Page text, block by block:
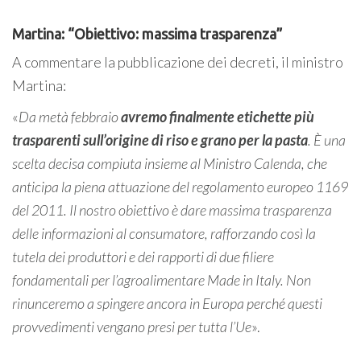
Martina: “Obiettivo: massima trasparenza”
A commentare la pubblicazione dei decreti, il ministro
Martina:
«Da metà febbraioavremo finalmente etichette più
trasparenti sull’origine di riso e grano per la pasta. È una
scelta decisa compiuta insieme al Ministro Calenda, che
anticipa la piena attuazione del regolamento europeo 1169
del 2011. Il nostro obiettivo è dare massima trasparenza
delle informazioni al consumatore, rafforzando così la
tutela dei produttori e dei rapporti di due filiere
fondamentali per l’agroalimentare Made in Italy. Non
rinunceremo a spingere ancora in Europa perché questi
provvedimenti vengano presi per tutta l’Ue».